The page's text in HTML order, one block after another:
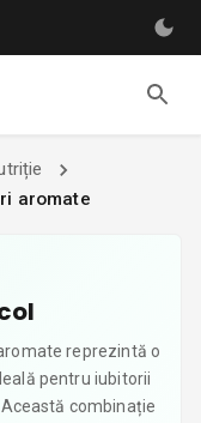
aromate
reprezintă o
pentru iubitorii
combinație